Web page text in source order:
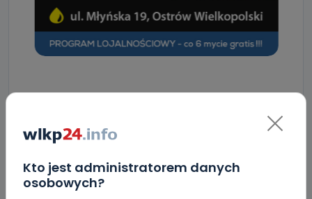
Kto jest administratorem danych
osobowych?
06.08.2026 14:22
Drugie podejście. Podpisano
umowę na…